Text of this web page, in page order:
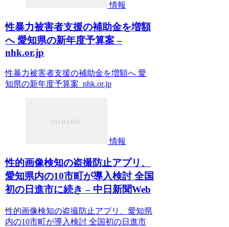
情報
性暴力被害者支援の補助金を増額
へ 愛知県の新年度予算案 –
nhk.or.jp
性暴力被害者支援の補助金を増額へ 愛
知県の新年度予算案 nhk.or.jp
情報
性的画像検知の盗撮防止アプリ、
愛知県内の10市町が導入検討 全国
初の日進市に続き – 中日新聞Web
性的画像検知の盗撮防止アプリ、愛知県
内の10市町が導入検討 全国初の日進市